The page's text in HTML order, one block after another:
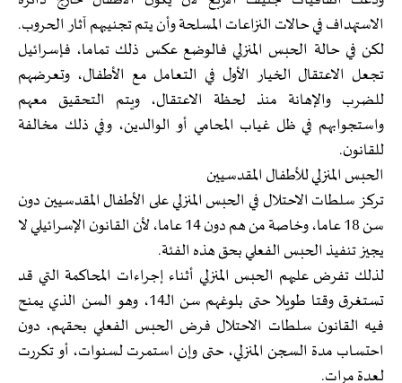
الاستهداف في حالات النزاعات المسلحة وأن يتم تجنيبهم آثار الحروب.
لكن في حالة الحبس المنزلي فالوضع عكس ذلك تماما، فإسرائيل
تجعل الاعتقال الخيار الأول في التعامل مع الأطفال، وتعرضهم
للضرب والإهانة منذ لحظة الاعتقال، ويتم التحقيق معهم
واستجوابهم في ظل غياب المحامي أو الوالدين، وفي ذلك مخالفة
للقانون.
الحبس المنزلي للأطفال المقدسيين
تركز سلطات الاحتلال في الحبس المنزلي على الأطفال المقدسيين دون
سن 18 عاما، وخاصة من هم دون 14 عاما، لأن القانون الإسرائيلي لا
يجيز تنفيذ الحبس الفعلي بحق هذه الفئة.
لذلك تفرض عليهم الحبس المنزلي أثناء إجراءات المحاكمة التي قد
تستغرق وقتا طويلا حتى بلوغهم سن الـ14، وهو السن الذي يمنح
فيه القانون سلطات الاحتلال فرض الحبس الفعلي بحقهم، دون
احتساب مدة السجن المنزلي، حتى وإن استمرت لسنوات، أو تكررت
لعدة مرات.